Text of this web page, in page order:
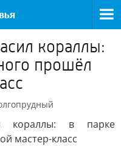
кораллы:
прошёл
кораллы: в парке
мастер-класс